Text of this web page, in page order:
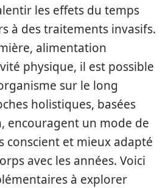
les effets du temps
à des traitements invasifs.
alimentation
physique, il est possible
sur le long
holistiques, basées
encouragent un mode de
conscient et mieux adapté
avec les années. Voici
à explorer